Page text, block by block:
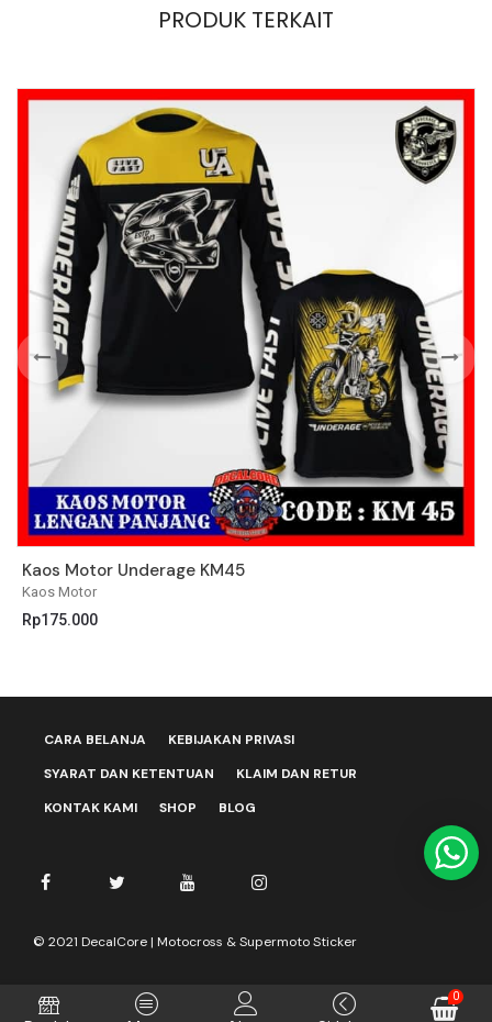
0
PRODUK TERKAIT
Kaos Motor
Kaos Motor Underage KM45
Rp175.000
CARA BELANJA
KEBIJAKAN PRIVASI
SYARAT DAN KETENTUAN
KLAIM DAN RETUR
KONTAK KAMI
SHOP BLOG
© 2021 DecalCore | Motocross & Supermoto Sticker